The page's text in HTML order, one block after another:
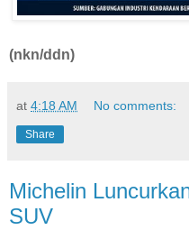
(nkn/ddn)
at 4:18 AM No comments:
Share
Michelin
SUV